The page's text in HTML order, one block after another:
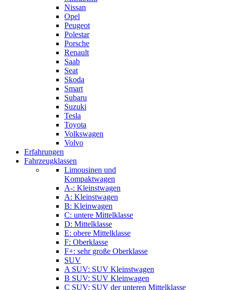
Nissan
Opel
Peugeot
Polestar
Porsche
Renault
Saab
Seat
Skoda
Smart
Subaru
Suzuki
Tesla
Toyota
Volkswagen
Volvo
Erfahrungen
Fahrzeugklassen
Limousinen und
Kompaktwagen
A-: Kleinstwagen
A: Kleinstwagen
B: Kleinwagen
C: untere Mittelklasse
D: Mittelklasse
E: obere Mittelklasse
F: Oberklasse
F+: sehr große Oberklasse
SUV
A SUV: SUV Kleinstwagen
B SUV: SUV Kleinwagen
C SUV: SUV der unteren Mittelklasse